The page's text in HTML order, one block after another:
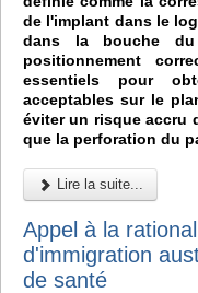
de l'implant dans le
dans la bouche
positionnement
essentiels pour
acceptables sur le
éviter un risque accru
que la perforation du
Lire la suite...
Appel à la
d'immigration
de santé